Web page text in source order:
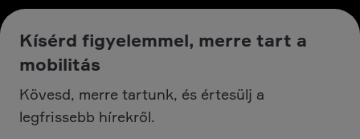
Kísérd figyelemmel, merre tart a
mobilitás
Kövesd, merre tartunk, és értesülj a
legfrissebb hírekről.